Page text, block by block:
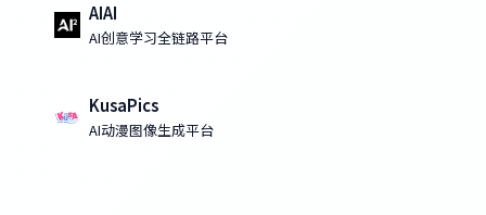
AIAI
AI创意学习全链路平台
KusaPics
AI动漫图像生成平台